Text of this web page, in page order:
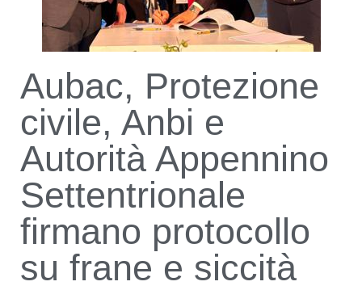
Aubac, Protezione
civile, Anbi e
Autorità Appennino
Settentrionale
firmano protocollo
su frane e siccità